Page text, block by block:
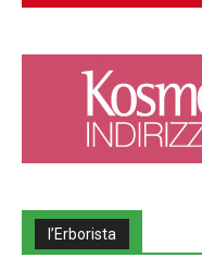
l’Erborista